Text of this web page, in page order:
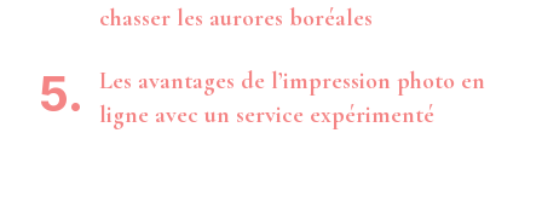
chasser les aurores boréales
Les avantages de l’impression photo en
ligne avec un service expérimenté